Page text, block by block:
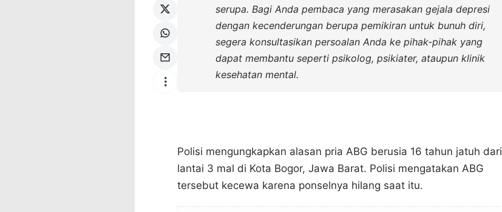
serupa. Bagi Anda pembaca yang merasakan gejala depresi
dengan kecenderungan berupa pemikiran untuk bunuh diri,
segera konsultasikan persoalan Anda ke pihak-pihak yang
dapat membantu seperti psikolog, psikiater, ataupun klinik
kesehatan mental.
Polisi mengungkapkan alasan pria ABG berusia 16 tahun jatuh dari
lantai 3 mal di Kota Bogor, Jawa Barat. Polisi mengatakan ABG
tersebut kecewa karena ponselnya hilang saat itu.